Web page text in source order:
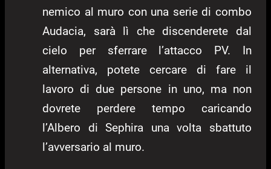
nemico al muro con una serie di combo
Audacia, sarà lì che discenderete dal
cielo per sferrare l’attacco PV. In
alternativa, potete cercare di fare il
lavoro di due persone in uno, ma non
dovrete perdere tempo caricando
l’Albero di Sephira una volta sbattuto
l’avversario al muro.